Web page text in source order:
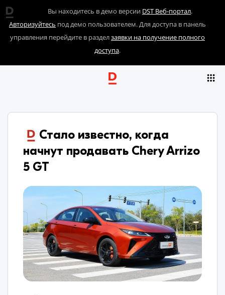
Вы находитесь в демо версии DST Веб-портал.
Авторизуйтесь под демо пользователем. Для доступа в панель
управления перейдите в разделзаявки на получение полного
доступа.
​Стало известно, когда
начнут продавать Chery Arrizo
5 GT